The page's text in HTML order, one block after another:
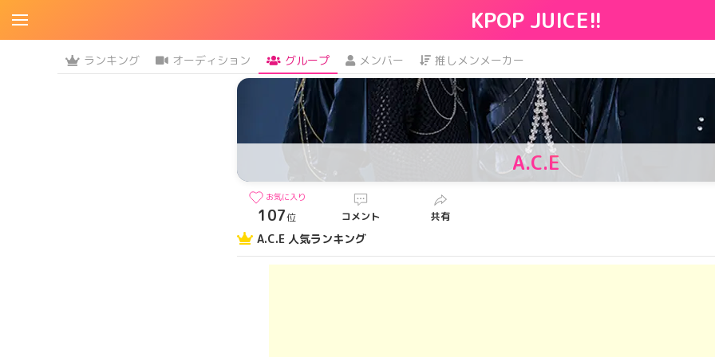
KPOP JUICE!!
ランキング オーディション グループ メンバー 推しメンメーカー
A.C.E
お気に入り
107位 コメント 共有
A.C.E 人気ランキング